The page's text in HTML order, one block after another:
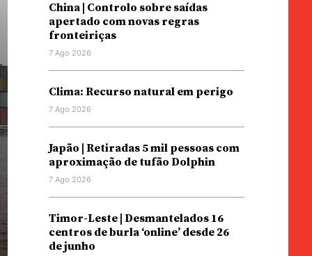
China | Controlo sobre saídas
apertado com novas regras
fronteiriças
7 Ago 2026
Clima: Recurso natural em perigo
7 Ago 2026
Japão | Retiradas 5 mil pessoas com
aproximação de tufão Dolphin
7 Ago 2026
Timor-Leste | Desmantelados 16
centros de burla ‘online’ desde 26
de junho